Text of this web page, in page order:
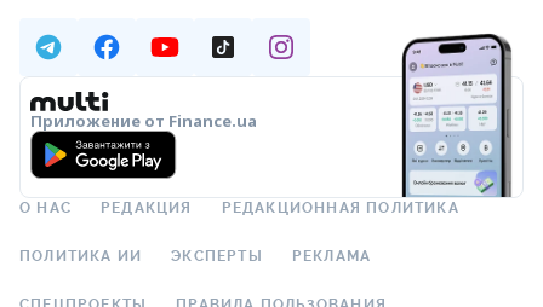
Приложение от Finance.ua
О НАС РЕДАКЦИЯ РЕДАКЦИОННАЯ ПОЛИТИКА
ПОЛИТИКА ИИ ЭКСПЕРТЫ РЕКЛАМА